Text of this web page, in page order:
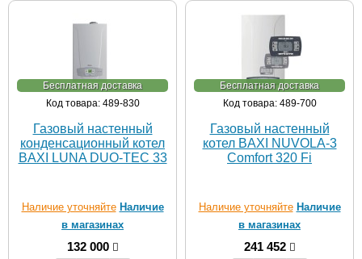
Бесплатная доставка
Код товара: 489-830
Газовый настенный
конденсационный котел
BAXI LUNA DUO-TEC 33
Наличие уточняйте Наличие
в магазинах
132 000
Бесплатная доставка
Код товара: 489-700
Газовый настенный
котел BAXI NUVOLA-3
Comfort 320 Fi
Наличие уточняйте Наличие
в магазинах
241 452